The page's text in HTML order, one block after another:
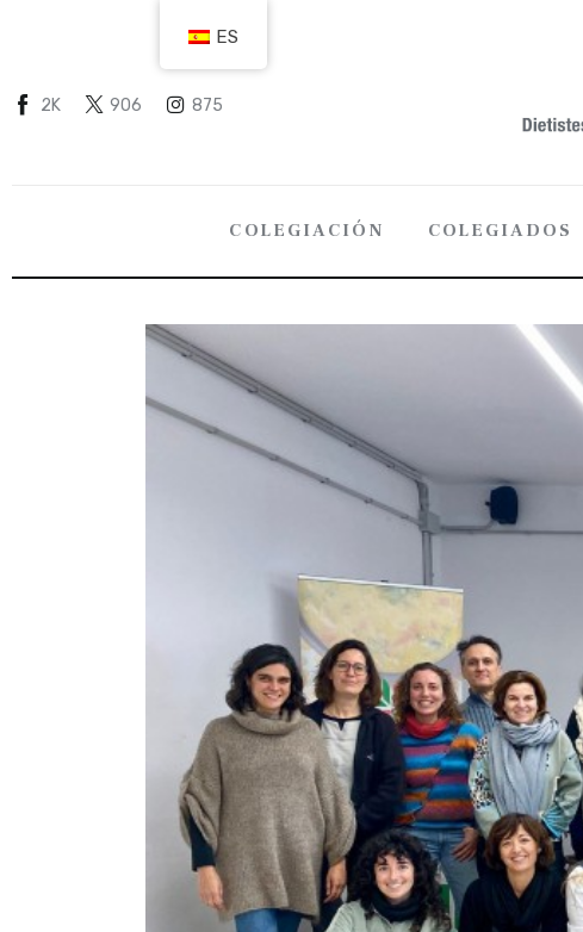
2K 906 875
COLEGIACIÓN COLEGIADOS
COLEGIACIÓN COLEGIADOS
COLEGIADOS
TRANSPARENCIA
ES